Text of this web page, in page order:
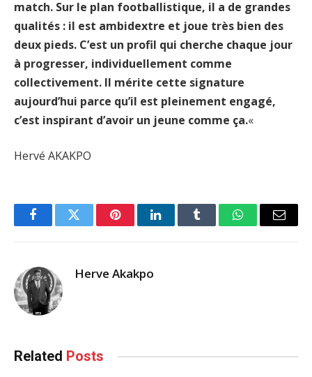
match. Sur le plan footballistique, il a de grandes
qualités : il est ambidextre et joue très bien des
deux pieds. C’est un profil qui cherche chaque jour
à progresser, individuellement comme
collectivement. Il mérite cette signature
aujourd’hui parce qu’il est pleinement engagé,
c’est inspirant d’avoir un jeune comme ça.«
Hervé AKAKPO
FacebookTwitter PinterestLinkedInTumblr WhatsAppEmail
Herve Akakpo
Related Posts